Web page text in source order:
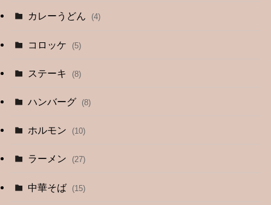
カレーうどん (4)
コロッケ (5)
ステーキ (8)
ハンバーグ (8)
ホルモン (10)
ラーメン (27)
中華そば (15)